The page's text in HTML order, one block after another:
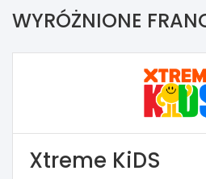
WYRÓŻNIONE
Xtreme KiDS